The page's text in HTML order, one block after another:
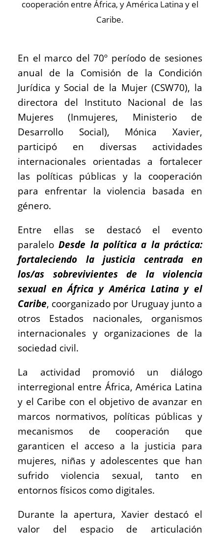
cooperación entre África, y América Latina y el
Caribe.
En el marco del 70º período de sesiones
anual de la Comisión de la Condición
Jurídica y Social de la Mujer (CSW70), la
directora del Instituto Nacional de las
Mujeres (Inmujeres, Ministerio de
Desarrollo Social), Mónica Xavier,
participó en diversas actividades
internacionales orientadas a fortalecer
las políticas públicas y la cooperación
para enfrentar la violencia basada en
género.
Entre ellas se destacó el evento
paraleloDesde la política a la práctica:
fortaleciendo la justicia centrada en
los/as sobrevivientes de la violencia
sexual en África y América Latina y el
Caribe, coorganizado por Uruguay junto a
otros Estados nacionales, organismos
internacionales y organizaciones de la
sociedad civil.
La actividad promovió un diálogo
interregional entre África, América Latina
y el Caribe con el objetivo de avanzar en
marcos normativos, políticas públicas y
mecanismos de cooperación que
garanticen el acceso a la justicia para
mujeres, niñas y adolescentes que han
sufrido violencia sexual, tanto en
entornos físicos como digitales.
Durante la apertura, Xavier destacó el
valor del espacio de articulación